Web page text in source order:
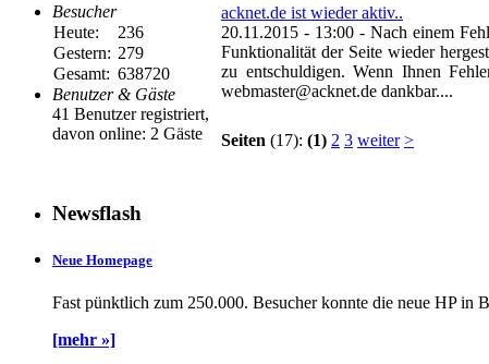
Besucher
Heute:
236
Gestern: 279
Gesamt: 638720
Benutzer & Gäste
41 Benutzer registriert,
davon online: 2 Gäste
acknet.de ist wieder aktiv..
20.11.2015 - 13:00- Nach einem
Funktionalität der Seite wieder
zu entschuldigen. Wenn Ihnen
webmaster@acknet.de dankbar....
Seiten (17): (1) 2 3 weiter >
Newsflash
Neue Homepage
Fast pünktlich zum 250.000. Besucher konnte die neue HP in
[mehr »]